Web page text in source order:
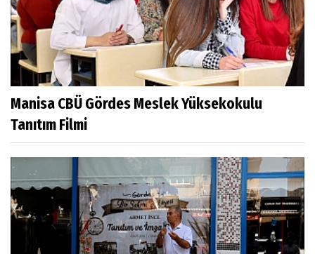
Manisa CBÜ Gördes Meslek Yüksekokulu
Tanıtım Filmi